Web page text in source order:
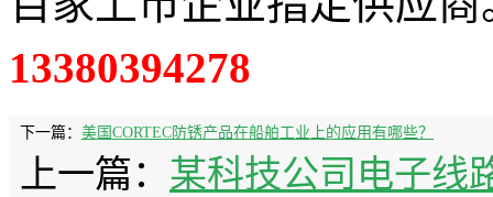
13380394278
下一篇： 美国CORTEC防锈产品在船舶工业上的应用有哪些？
上一篇： 某科技公司电子线